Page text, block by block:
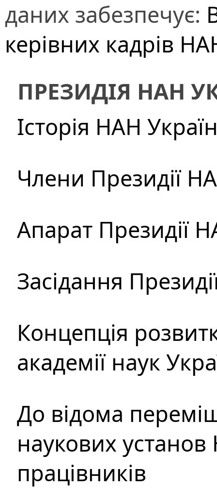
даних забезпечує:
керівних кадрів
ПРЕЗИДІЯ НАН
Історія НАН
Члени Президії
Апарат Президії
Засідання
Концепція
академії наук
До відома
наукових установ
працівників